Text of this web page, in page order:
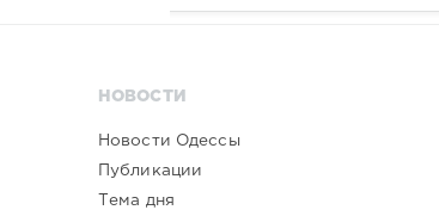
НОВОСТИ
Новости Одессы
Публикации
Тема дня